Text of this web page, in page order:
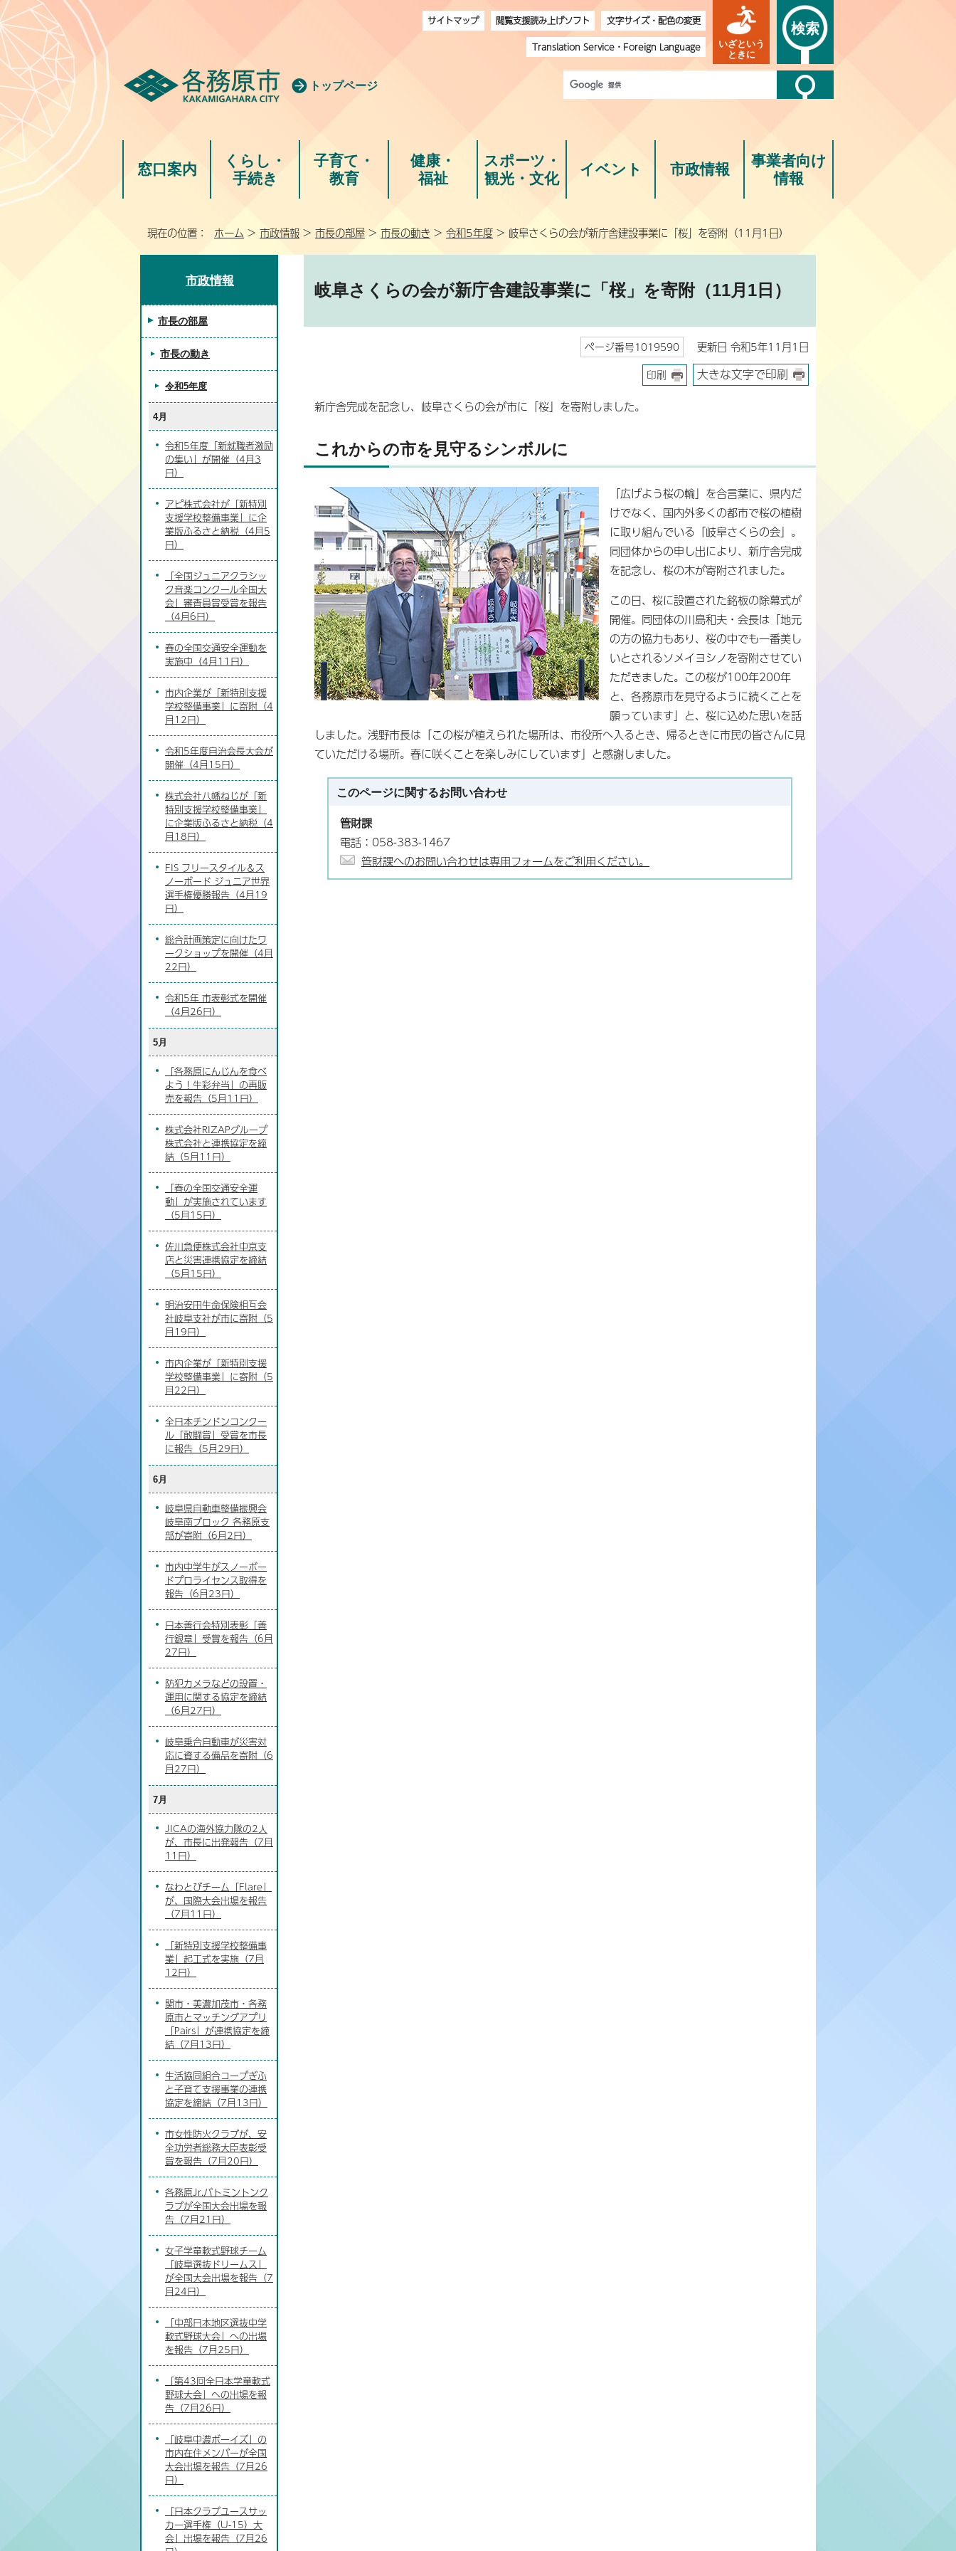
トップページ
サイトマップ 閲覧支援読み上げソフト
文字サイズ・配色の変更
Translation Service・ Foreign Language
いざという
ときに
検索
窓口案内
くらし・
手続き
子育て・
教育
健康・
福祉
スポーツ・
観光・文化
イベント 市政情報
事業者向け
情報
現在の位置： ホーム > 市政情報 > 市長の部屋 > 市長の動き > 令和5年度 > 岐阜さくらの会が新庁舎建設事業に「桜」を寄附（11月1日）
岐阜さくらの会が新庁舎建設事業に「桜」を寄附（11月1日）
ページ番号1019590 更新日 令和5年11月1日
印刷 大きな文字で印刷
新庁舎完成を記念し、岐阜さくらの会が市に「桜」を寄附しました。
これからの市を見守るシンボルに
「広げよう桜の輪」を合言葉に、県内だ
けでなく、国内外多くの都市で桜の植樹
に取り組んでいる「岐阜さくらの会」。
同団体からの申し出により、新庁舎完成
を記念し、桜の木が寄附されました。
この日、桜に設置された銘板の除幕式が
開催。同団体の川島和夫・会長は「地元
の方の協力もあり、桜の中でも一番美し
いとされるソメイヨシノを寄附させてい
ただきました。この桜が100年200年
と、各務原市を見守るように続くことを
願っています」と、桜に込めた思いを話
しました。浅野市長は「この桜が植えられた場所は、市役所へ入るとき、帰るときに市民の皆さんに見
ていただける場所。春に咲くことを楽しみにしています」と感謝しました。
このページに関するお問い合わせ
管財課
電話：058-383-1467
管財課へのお問い合わせは専用フォームをご利用ください。
市政情報
市長の部屋
市長の動き
令和5年度
4月
令和5年度「新就職者激励
の集い」が開催（4月3
日）
アピ株式会社が「新特別
支援学校整備事業」に企
業版ふるさと納税（4月5
日）
「全国ジュニアクラシッ
ク音楽コンクール全国大
会」審査員賞受賞を報告
（4月6日）
春の全国交通安全運動を
実施中（4月11日）
市内企業が「新特別支援
学校整備事業」に寄附（4
月12日）
令和5年度自治会長大会が
開催（4月15日）
株式会社八幡ねじが「新
特別支援学校整備事業」
に企業版ふるさと納税（4
月18日）
FIS フリースタイル＆ス
ノーボード ジュニア世界
選手権優勝報告（4月19
日）
総合計画策定に向けたワ
ークショップを開催（4月
22日）
令和5年 市表彰式を開催
（4月26日）
5月
「各務原にんじんを食べ
よう！生彩弁当」の再販
売を報告（5月11日）
株式会社RIZAPグループ
株式会社と連携協定を締
結（5月11日）
「春の全国交通安全運
動」が実施されています
（5月15日）
佐川急便株式会社中京支
店と災害連携協定を締結
（5月15日）
明治安田生命保険相互会
社岐阜支社が市に寄附（5
月19日）
市内企業が「新特別支援
学校整備事業」に寄附（5
月22日）
全日本チンドンコンクー
ル「敢闘賞」受賞を市長
に報告（5月29日）
6月
岐阜県自動車整備振興会
岐阜南ブロック 各務原支
部が寄附（6月2日）
市内中学生がスノーボー
ドプロライセンス取得を
報告（6月23日）
日本善行会特別表彰「善
行銀章」受賞を報告（6月
27日）
防犯カメラなどの設置・
運用に関する協定を締結
（6月27日）
岐阜乗合自動車が災害対
応に資する備品を寄附（6
月27日）
7月
JICAの海外協力隊の2人
が、市長に出発報告（7月
11日）
なわとびチーム「Flare」
が、国際大会出場を報告
（7月11日）
「新特別支援学校整備事
業」起工式を実施（7月
12日）
関市・美濃加茂市・各務
原市とマッチングアプリ
「Pairs」が連携協定を締
結（7月13日）
生活協同組合コープぎふ
と子育て支援事業の連携
協定を締結（7月13日）
市女性防火クラブが、安
全功労者総務大臣表彰受
賞を報告（7月20日）
各務原Jr.バトミントンク
ラブが全国大会出場を報
告（7月21日）
女子学童軟式野球チーム
「岐阜選抜ドリームス」
が全国大会出場を報告（7
月24日）
「中部日本地区選抜中学
軟式野球大会」への出場
を報告（7月25日）
「第43回全日本学童軟式
野球大会」への出場を報
告（7月26日）
「岐阜中濃ボーイズ」の
市内在住メンバーが全国
大会出場を報告（7月26
日）
「日本クラブユースサッ
カー選手権（U-15）大
会」出場を報告（7月26